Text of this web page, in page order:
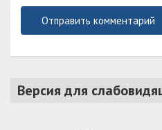
Версия для